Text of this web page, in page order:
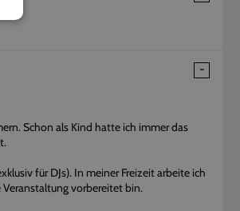
Schon als Kind hatte ich immer das
für DJs). In meiner Freizeit arbeite ich
vorbereitet bin.